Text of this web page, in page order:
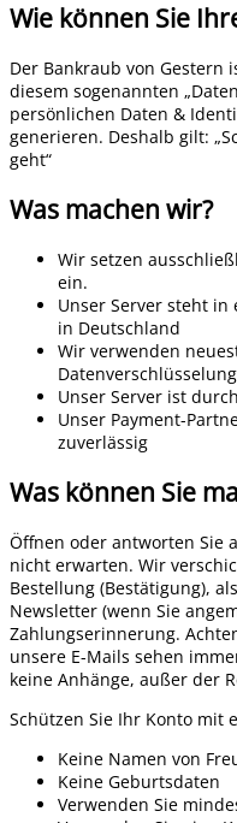
Wie können Sie
Der Bankraub von Gestern
diesem sogenannten
persönlichen Daten &
generieren. Deshalb gilt:
geht“
Was machen wir?
Wir setzen
ein.
Unser Server steht
in Deutschland
Wir verwenden
Unser Server ist
Unser Payment-
zuverlässig
Was können Sie
Öffnen oder antworten Sie
nicht erwarten. Wir
Bestellung (Bestätigung),
Newsletter (wenn Sie
Zahlungserinnerung.
unsere E-Mails sehen
keine Anhänge, außer der
Schützen Sie Ihr Konto mit
Keine Namen von
Keine Geburtsdaten
Verwenden Sie